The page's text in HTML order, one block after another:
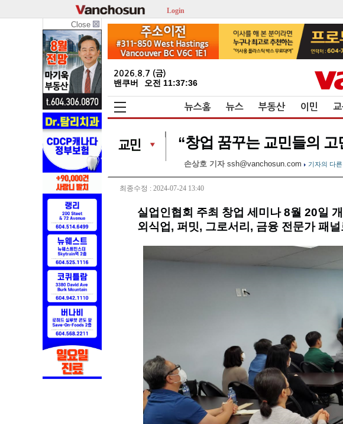
Login
Close
2026.8.7 (금)
밴쿠버 오전 11:37:37
뉴스홈 뉴스 부동산 이민
“창업 꿈꾸는 교민들의
손상호 기자 ssh@vanchosun.com 기자의 다
최종수정 : 2024-07-24 13:40
실업인협회 주최 창업 세미나 8월 20일 개
외식업, 퍼밋, 그로서리, 금융 전문가 패널